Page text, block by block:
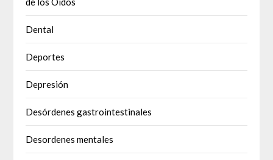
Dental
Deportes
Depresión
Desórdenes gastrointestinales
Desordenes mentales